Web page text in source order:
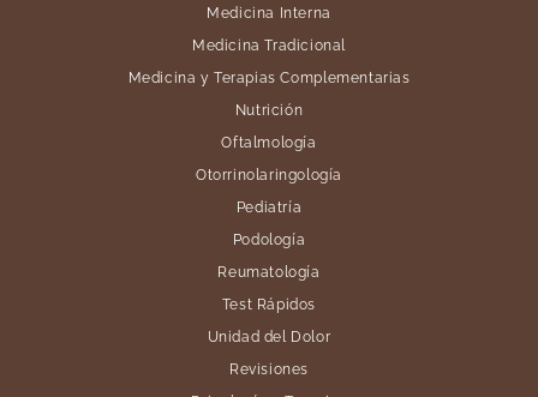
Medicina Interna
Medicina Tradicional
Medicina y Terapias Complementarias
Nutrición
Oftalmología
Otorrinolaringología
Pediatría
Podología
Reumatología
Test Rápidos
Unidad del Dolor
Revisiones